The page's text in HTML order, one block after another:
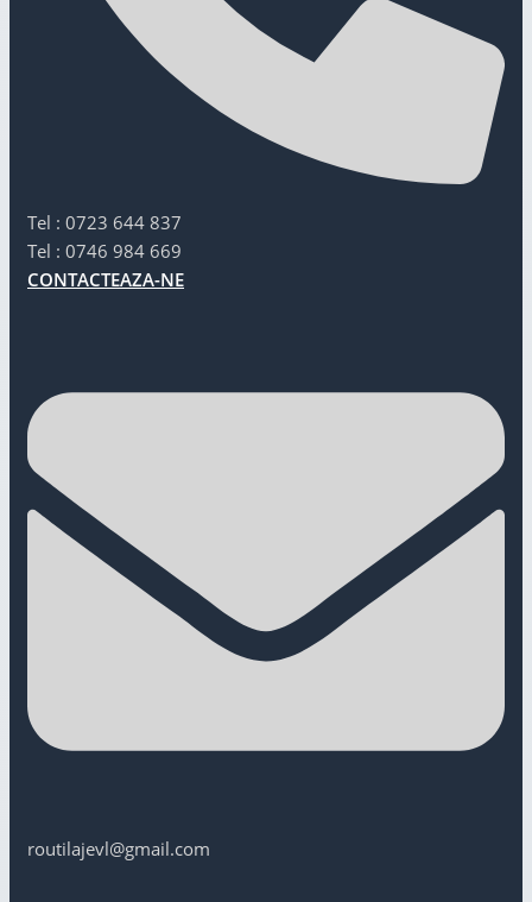
Tel : 0723 644 837
Tel : 0746 984 669
CONTACTEAZA-NE
routilajevl@gmail.com